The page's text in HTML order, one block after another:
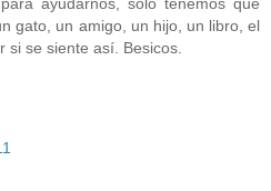
gato, un amigo, un hijo, un libro, el
si se siente así. Besicos.